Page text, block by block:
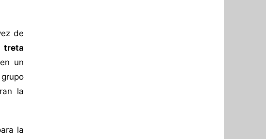
de
treta
un
la
la